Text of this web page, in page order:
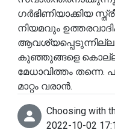
ഗർഭിണിയാക്കിയ
നിയമവും
കുഞ്ഞുങ്ങളെ
മേധാവിത്തം തന്നെ.
മാറ്റം വരാൻ.
Choosing with
2022-10-02